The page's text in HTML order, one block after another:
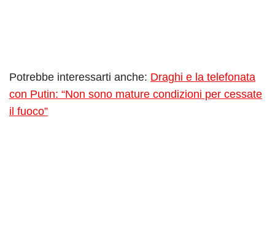
Potrebbe interessarti anche: Draghi e la telefonata
con Putin: “Non sono mature condizioni per cessate
il fuoco”